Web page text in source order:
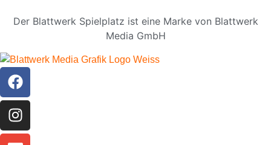
Der Blattwerk Spielplatz ist eine Marke von Blattwerk
Media GmbH